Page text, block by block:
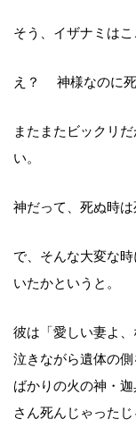
そう、イザナミはこ
え？ 神様なのに死
またまたビックリ
い。
神だって、死ぬ時は
で、そんな大変な
いたかというと。
彼は「愛しい妻よ
泣きながら遺体の
ばかりの火の神・
さん死んじゃった